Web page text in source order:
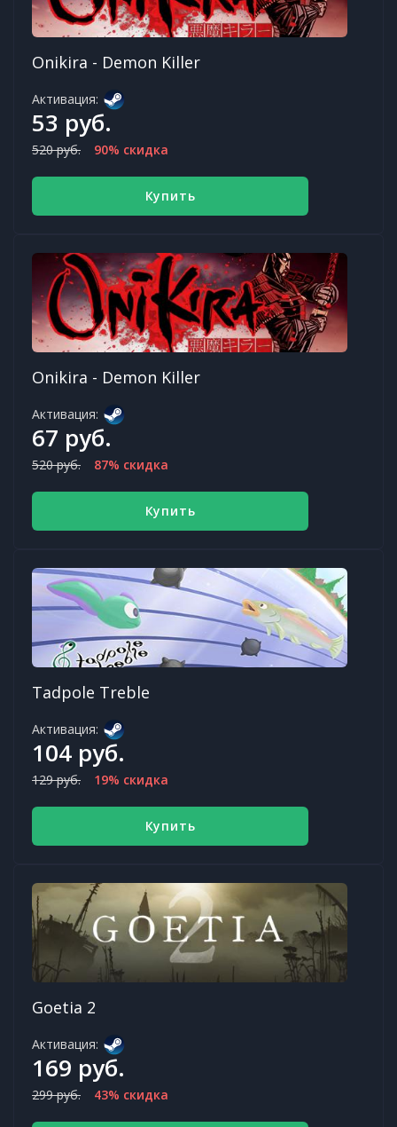
Onikira - Demon Killer
Активация:
53 руб.
520 руб. 90% скидка
Купить
Onikira - Demon Killer
Активация:
67 руб.
520 руб. 87% скидка
Купить
Tadpole Treble
Активация:
104 руб.
129 руб. 19% скидка
Купить
Goetia 2
Активация:
169 руб.
299 руб. 43% скидка